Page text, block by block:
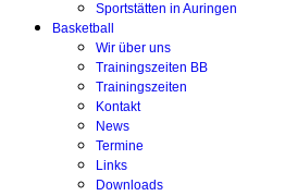
Sportstätten in Auringen
Basketball
Wir über uns
Trainingszeiten BB
Trainingszeiten
Kontakt
News
Termine
Links
Downloads